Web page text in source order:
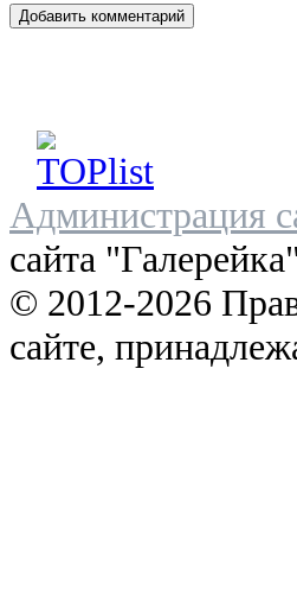
Администрация
сайта "Галерейка"
© 2012-2026
сайте,